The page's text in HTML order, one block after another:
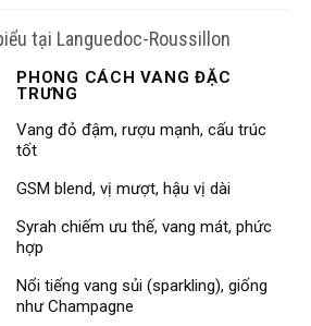
tại Languedoc-Roussillon
PHONG CÁCH VANG ĐẶC
TRƯNG
Vang đỏ đậm, rượu mạnh, cấu trúc
tốt
GSM blend, vị mượt, hậu vị dài
Syrah chiếm ưu thế, vang mát, phức
hợp
Nổi tiếng vang sủi (sparkling), giống
như Champagne